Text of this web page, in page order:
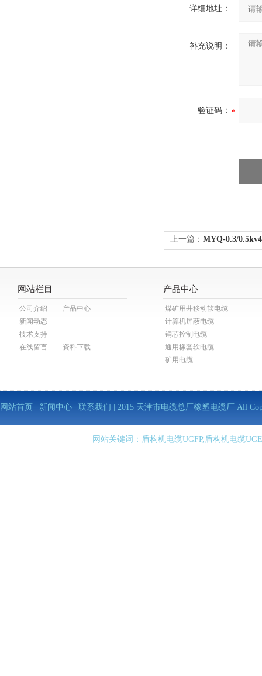
详细地址：
补充说明：
验证码：
上一篇： MYQ-0.3/
网站栏目
公司介绍
产品中心
新闻动态
技术支持
在线留言
资料下载
产品中心
煤矿用井移动软电缆
计算机屏蔽电缆
铜芯控制电缆
通用橡套软电缆
矿用电缆
网站首页 新闻中心 联系我们 | 2015 天津市电缆总厂橡塑电缆厂 All
网站关键词：盾构机电缆UGFP,盾构机电缆